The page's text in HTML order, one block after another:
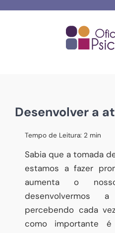
Desenvolver a
Tempo de Leitura: 2 min
Sabia que a tomada
estamos a fazer
aumenta o
desenvolvermos
percebendo cada
como importante é